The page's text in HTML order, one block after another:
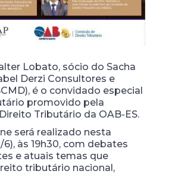
Lobato, sócio do Sacha
Derzi Consultores e
é o convidado especial
promovido pela
Tributário da OAB-ES.
será realizado nesta
6), às 19h30, com debates
e atuais temas que
tributário nacional,